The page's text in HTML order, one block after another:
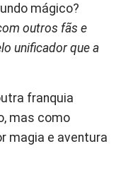
mágico?
outros fãs e
unificador que a
franquia
mas como
magia e aventura